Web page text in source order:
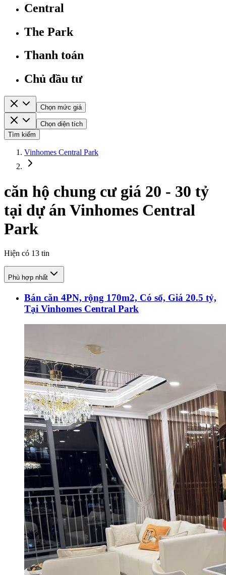
Central
The Park
Thanh toán
Chủ đầu tư
Chọn mức giá
Chọn diện tích
Tìm kiếm
Vinhomes Central Park
căn hộ chung cư giá 20 - 30 tỷ
tại dự án Vinhomes Central
Park
Hiện có 13 tin
Phù hợp nhất
Bán căn 4PN, rộng 170m2, Có sổ, Giá 20.5 tỷ,
Tại Vinhomes Central Park